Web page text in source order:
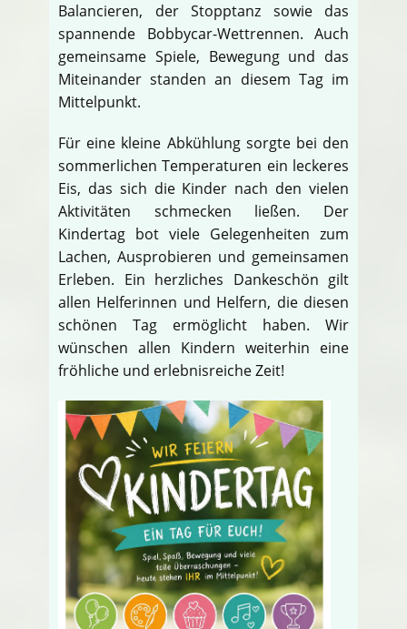
Balancieren, der Stopptanz sowie das
spannende Bobbycar-Wettrennen. Auch
gemeinsame Spiele, Bewegung und das
Miteinander standen an diesem Tag im
Mittelpunkt.
Für eine kleine Abkühlung sorgte bei den
sommerlichen Temperaturen ein leckeres
Eis, das sich die Kinder nach den vielen
Aktivitäten schmecken ließen. Der
Kindertag bot viele Gelegenheiten zum
Lachen, Ausprobieren und gemeinsamen
Erleben. Ein herzliches Dankeschön gilt
allen Helferinnen und Helfern, die diesen
schönen Tag ermöglicht haben. Wir
wünschen allen Kindern weiterhin eine
fröhliche und erlebnisreiche Zeit!